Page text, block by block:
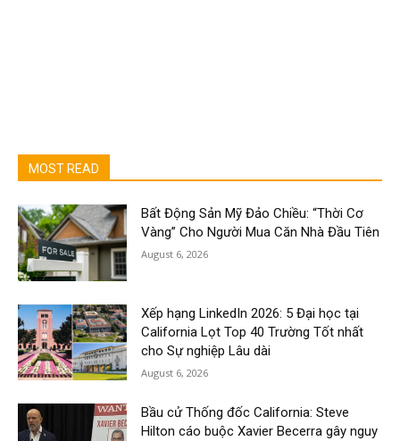
MOST READ
Bất Động Sản Mỹ Đảo Chiều: “Thời Cơ
Vàng” Cho Người Mua Căn Nhà Đầu Tiên
August 6, 2026
Xếp hạng LinkedIn 2026: 5 Đại học tại
California Lọt Top 40 Trường Tốt nhất
cho Sự nghiệp Lâu dài
August 6, 2026
Bầu cử Thống đốc California: Steve
Hilton cáo buộc Xavier Becerra gây nguy